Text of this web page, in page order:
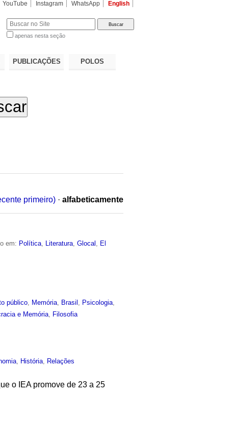
YouTube Instagram WhatsApp English
apenas nesta seção
PUBLICAÇÕES POLOS
primeiro) · alfabeticamente
em: Política Literatura ,Glocal
El
público Memória Brasil Psicologia
e Memória Filosofia
, História, Relações
o IEA promove de 23 a 25